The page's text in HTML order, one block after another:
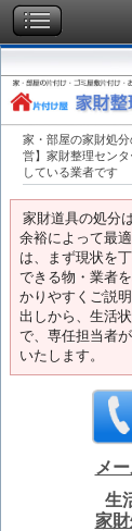
家・部屋の家財処
営】家財整理センタ
している業者です
家財道具の処分
余裕によって最
は、まず現状を
できる物・業者
かりやすくご説
出しから、生活
で、専任担当者
いたします。
メ
生
家